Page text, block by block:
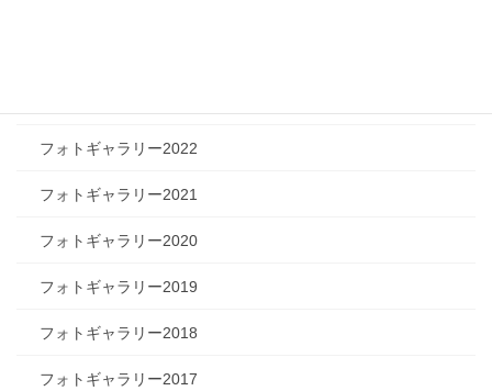
フォトギャラリー2022
フォトギャラリー2021
フォトギャラリー2020
フォトギャラリー2019
フォトギャラリー2018
フォトギャラリー2017